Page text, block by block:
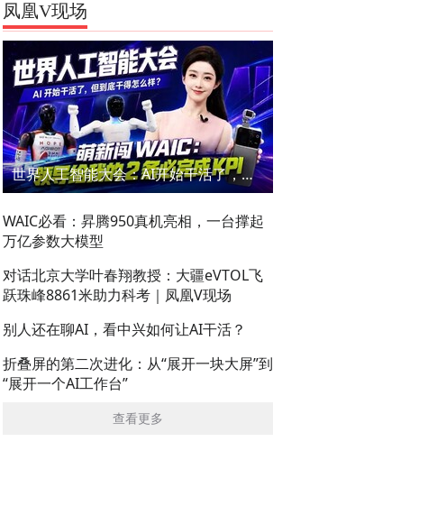
凤凰V现场
世界人工智能大会：AI开始干活了，但到底干的怎么样？萌新闯WAIC
WAIC必看：昇腾950真机亮相，一台撑起
万亿参数大模型
对话北京大学叶春翔教授：大疆eVTOL飞
跃珠峰8861米助力科考｜凤凰V现场
别人还在聊AI，看中兴如何让AI干活？
折叠屏的第二次进化：从“展开一块大屏”到
“展开一个AI工作台”
查看更多